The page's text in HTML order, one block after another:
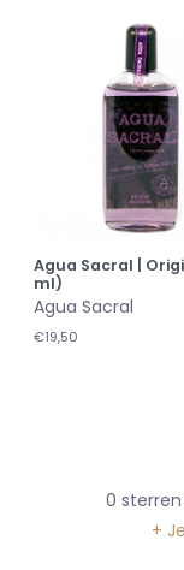
Agua Sacral |
ml)
Agua Sacral
€19,50
0
+